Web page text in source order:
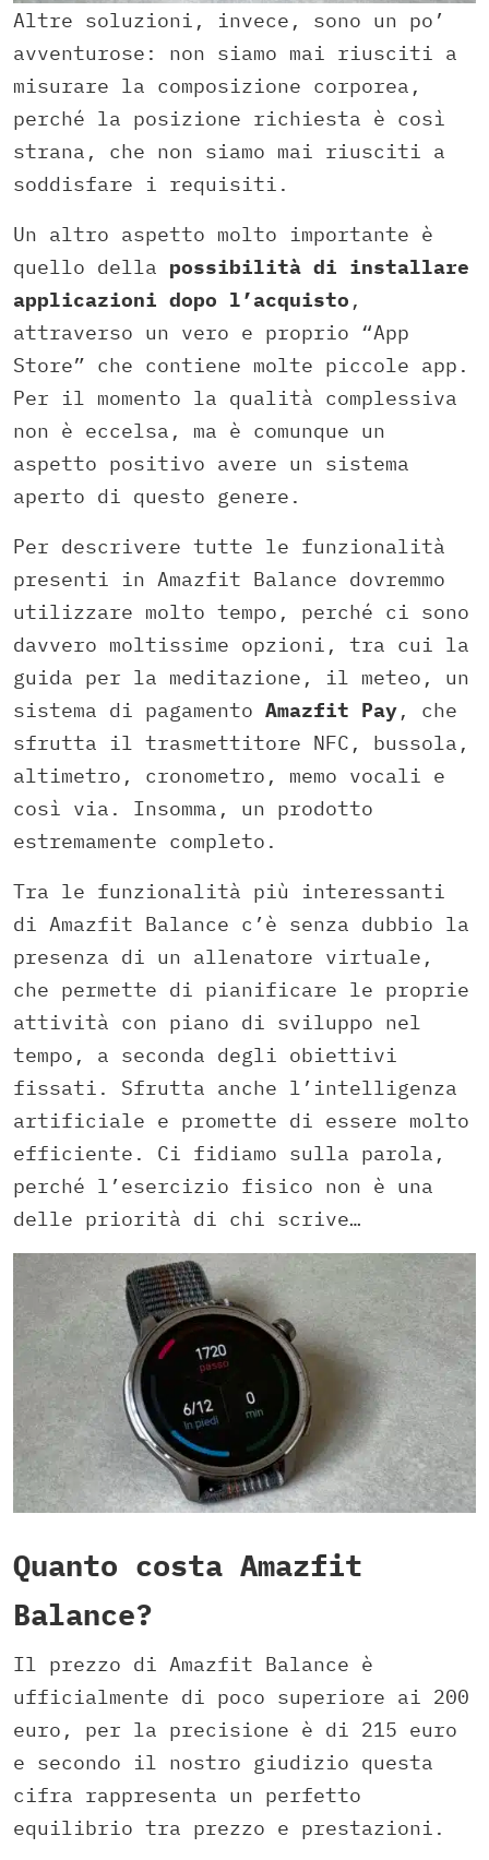
Altre soluzioni, invece, sono un po’
avventurose: non siamo mai riusciti a
misurare la composizione corporea,
perché la posizione richiesta è così
strana, che non siamo mai riusciti a
soddisfare i requisiti.
Un altro aspetto molto importante è
quello della possibilità di installare
applicazioni dopo l’acquisto ,
attraverso un vero e proprio “App
Store” che contiene molte piccole app.
Per il momento la qualità complessiva
non è eccelsa, ma è comunque un
aspetto positivo avere un sistema
aperto di questo genere.
Per descrivere tutte le funzionalità
presenti in Amazfit Balance dovremmo
utilizzare molto tempo, perché ci sono
davvero moltissime opzioni, tra cui la
guida per la meditazione, il meteo, un
sistema di pagamento Amazfit Pay, che
sfrutta il trasmettitore NFC, bussola,
altimetro, cronometro, memo vocali e
così via. Insomma, un prodotto
estremamente completo.
Tra le funzionalità più interessanti
di Amazfit Balance c’è senza dubbio la
presenza di un allenatore virtuale,
che permette di pianificare le proprie
attività con piano di sviluppo nel
tempo, a seconda degli obiettivi
fissati. Sfrutta anche l’intelligenza
artificiale e promette di essere molto
efficiente. Ci fidiamo sulla parola,
perché l’esercizio fisico non è una
delle priorità di chi scrive…
Quanto costa Amazfit
Balance?
Il prezzo di Amazfit Balance è
ufficialmente di poco superiore ai 200
euro, per la precisione è di 215 euro
e secondo il nostro giudizio questa
cifra rappresenta un perfetto
equilibrio tra prezzo e prestazioni.